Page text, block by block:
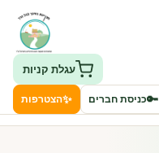
עגלת קניות
🔑כניסת חברים ✨הצטרפות